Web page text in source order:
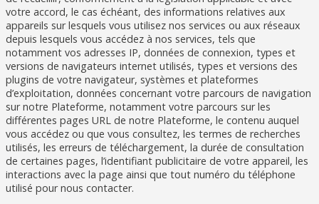
votre accord, le cas échéant, des informations relatives aux
appareils sur lesquels vous utilisez nos services ou aux réseaux
depuis lesquels vous accédez à nos services, tels que
notamment vos adresses IP, données de connexion, types et
versions de navigateurs internet utilisés, types et versions des
plugins de votre navigateur, systèmes et plateformes
d’exploitation, données concernant votre parcours de navigation
sur notre Plateforme, notamment votre parcours sur les
différentes pages URL de notre Plateforme, le contenu auquel
vous accédez ou que vous consultez, les termes de recherches
utilisés, les erreurs de téléchargement, la durée de consultation
de certaines pages, l’identifiant publicitaire de votre appareil, les
interactions avec la page ainsi que tout numéro du téléphone
utilisé pour nous contacter.